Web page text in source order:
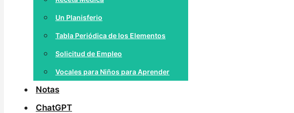
Un Planisferio
Tabla Periódica de los Elementos
Solicitud de Empleo
Vocales para Niños para Aprender
Notas
ChatGPT